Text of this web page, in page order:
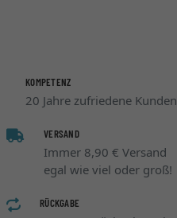
KOMPETENZ
20 Jahre zufriedene Kunden
VERSAND
Immer 8,90 € Versand
egal wie viel oder groß!
RÜCKGABE